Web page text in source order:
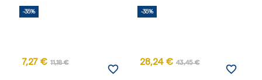
-35%
7,27 € 11,18 €
favorite_border
-35%
28,24 € 43,45 €
favorite_border